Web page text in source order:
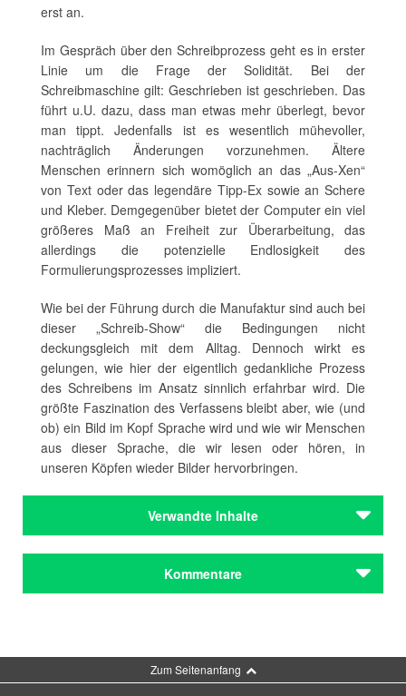
erst an.
Im Gespräch über den Schreibprozess geht es in erster
Linie um die Frage der Solidität. Bei der
Schreibmaschine gilt: Geschrieben ist geschrieben. Das
führt u.U. dazu, dass man etwas mehr überlegt, bevor
man tippt. Jedenfalls ist es wesentlich mühevoller,
nachträglich Änderungen vorzunehmen. Ältere
Menschen erinnern sich womöglich an das „Aus-Xen“
von Text oder das legendäre Tipp-Ex sowie an Schere
und Kleber. Demgegenüber bietet der Computer ein viel
größeres Maß an Freiheit zur Überarbeitung, das
allerdings die potenzielle Endlosigkeit des
Formulierungsprozesses impliziert.
Wie bei der Führung durch die Manufaktur sind auch bei
dieser „Schreib-Show“ die Bedingungen nicht
deckungsgleich mit dem Alltag. Dennoch wirkt es
gelungen, wie hier der eigentlich gedankliche Prozess
des Schreibens im Ansatz sinnlich erfahrbar wird. Die
größte Faszination des Verfassens bleibt aber, wie (und
ob) ein Bild im Kopf Sprache wird und wie wir Menschen
aus dieser Sprache, die wir lesen oder hören, in
unseren Köpfen wieder Bilder hervorbringen.
Verwandte Inhalte
„Kämpfen für die Freiheit?“ Ein Abend im
Kommentare
Zum Seitenanfang